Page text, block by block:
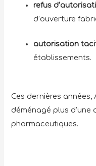
refus
d’ouverture
autorisation
établissements.
Ces dernières
déménagé plus d’une
pharmaceutiques.